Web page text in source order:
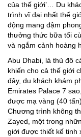
của thế giới’… Du
trình vĩ đại nhất thế
động mang đậm
thưởng thức bữa tối
và ngắm cảnh hoàng
Abu Dhabi, là thủ đô
khiến cho cả thế giới
đây, du khách khám
Emirates Palace 7
được mạ vàng (40
Chương trình không
Zayed, một trong
giới được thiết kế tinh